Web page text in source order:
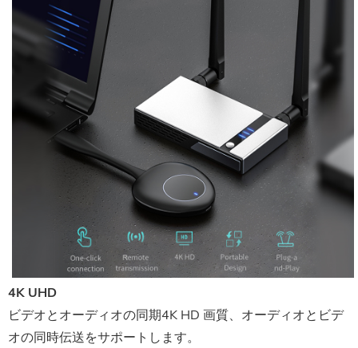
4K UHD
ビデオとオーディオの同期4K HD 画質、オーディオとビデ
オの同時伝送をサポートします。